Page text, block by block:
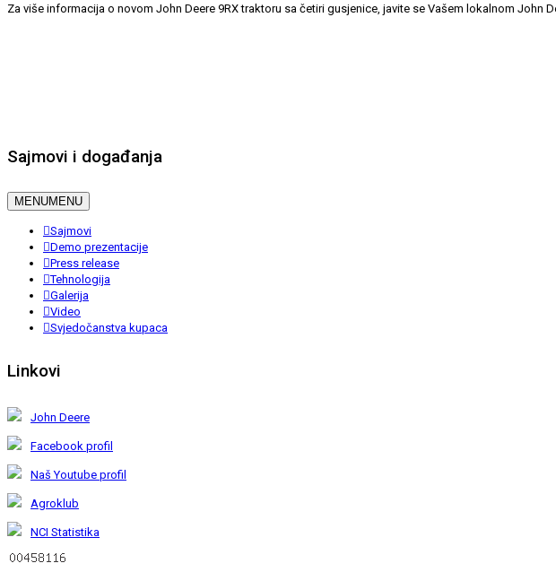
Za više informacija o novom John Deere 9RX traktoru sa četiri gusjenice, javite se Vašem lokalnom John
Sajmovi i događanja
MENUMENU
Sajmovi
Demo prezentacije
Press release
Tehnologija
Galerija
Video
Svjedočanstva kupaca
Linkovi
John Deere
Facebook profil
Naš Youtube profil
Agroklub
NCI Statistika